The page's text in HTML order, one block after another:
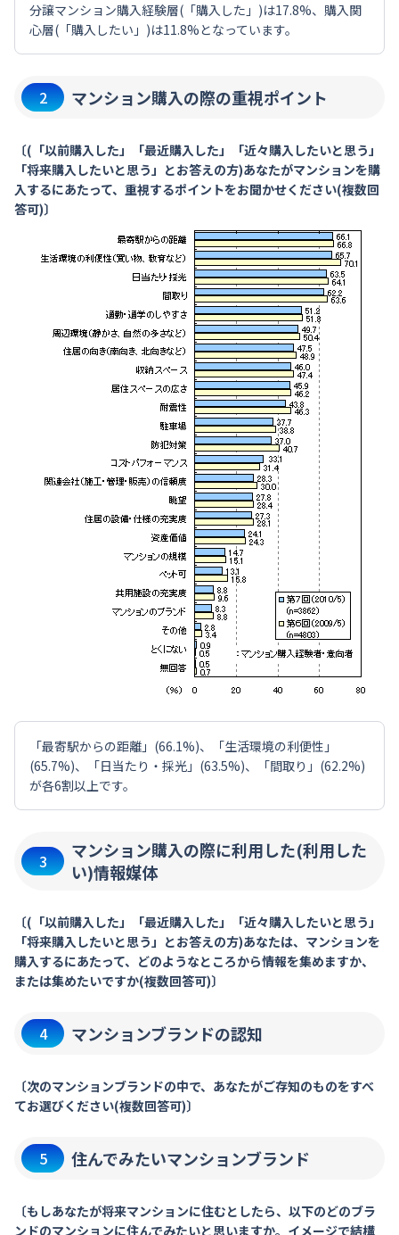
分譲マンション購入経験層(「購入した」)は17.8%、購入関
心層(「購入したい」)は11.8%となっています。
2 マンション購入の際の重視ポイント
〔(「以前購入した」「最近購入した」「近々購入したいと思う」
「将来購入したいと思う」とお答えの方)あなたがマンションを購
入するにあたって、重視するポイントをお聞かせください(複数回
答可)〕
「最寄駅からの距離」(66.1%)、「生活環境の利便性」
(65.7%)、「日当たり・採光」(63.5%)、「間取り」(62.2%)
が各6割以上です。
3
マンション購入の際に利用した(利用した
い)情報媒体
〔(「以前購入した」「最近購入した」「近々購入したいと思う」
「将来購入したいと思う」とお答えの方)あなたは、マンションを
購入するにあたって、どのようなところから情報を集めますか、
または集めたいですか(複数回答可)〕
4 マンションブランドの認知
〔次のマンションブランドの中で、あなたがご存知のものをすべ
てお選びください(複数回答可)〕
5 住んでみたいマンションブランド
〔もしあなたが将来マンションに住むとしたら、以下のどのブラ
ンドのマンションに住んでみたいと思いますか。イメージで結構